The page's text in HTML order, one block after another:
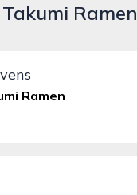
Takumi Ramen
Ramen